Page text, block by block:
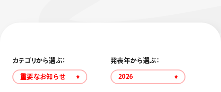
ブラッシュ（筆）
採用情報
運営会社
カテゴリから選ぶ：
重要なお知らせ
発表年から選ぶ：
2026